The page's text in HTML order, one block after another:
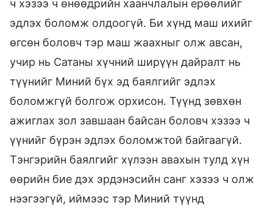
ч хэзээ ч өнөөдрийн хаанчлалын ерөөлийг
эдлэх боломж олдоогүй. Би хүнд маш ихийг
өгсөн боловч тэр маш жаахныг олж авсан,
учир нь Сатаны хүчний ширүүн дайралт нь
түүнийг Миний бүх эд баялгийг эдлэх
боломжгүй болгож орхисон. Түүнд зөвхөн
ажиглах зол завшаан байсан боловч хэзээ ч
үүнийг бүрэн эдлэх боломжтой байгаагүй.
Тэнгэрийн баялгийг хүлээн авахын тулд хүн
өөрийн бие дэх эрдэнэсийн санг хэзээ ч олж
нээгээгүй, иймээс тэр Миний түүнд